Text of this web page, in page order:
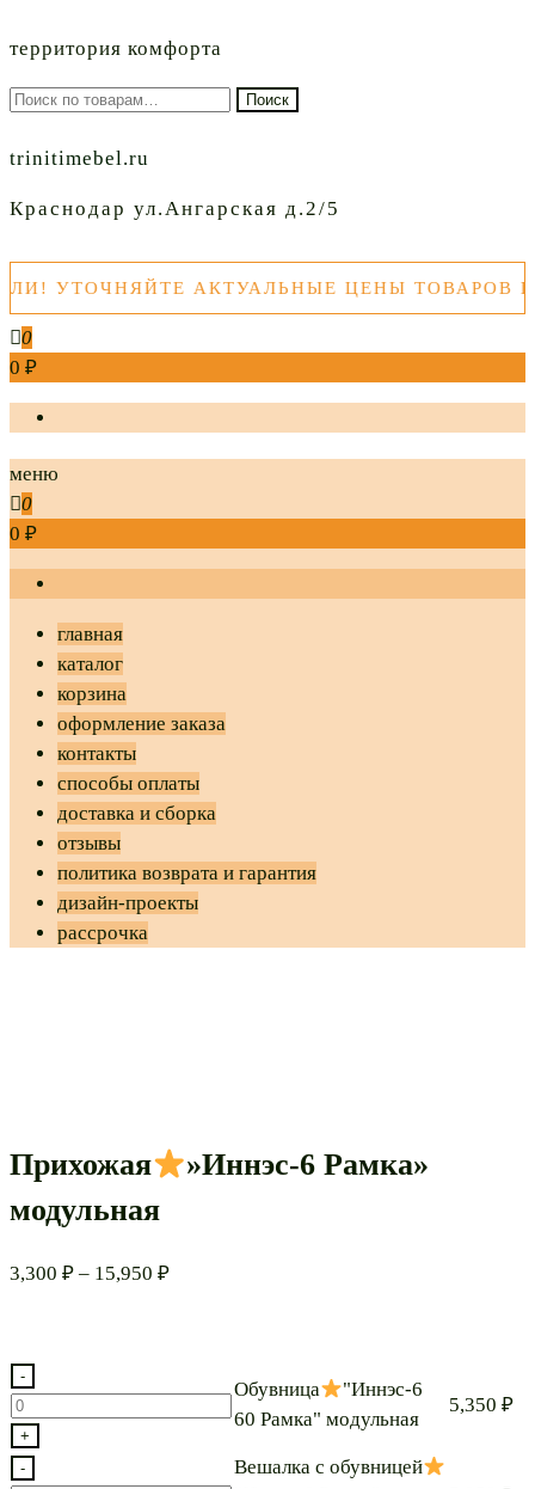
территория комфорта
Искать: Поиск
trinitimebel.ru
Краснодар ул.Ангарская д.2/5
АКТУАЛЬНЫЕ ЦЕНЫ ТОВАРОВ
0
0 ₽
меню
0
0 ₽
главная
каталог
корзина
оформление заказа
контакты
способы оплаты
доставка и сборка
отзывы
политика возврата и гарантия
дизайн-проекты
рассрочка
Прихожая
»Иннэс-6 Рамка»
модульная
3,300 ₽ – 15,950 ₽Диапазон
15,950 ₽
-
Количество
товара
Обувница
+
Обувница
"Иннэс-6
60 Рамка" модульная
5,350 ₽
-
Вешалка с обувницей